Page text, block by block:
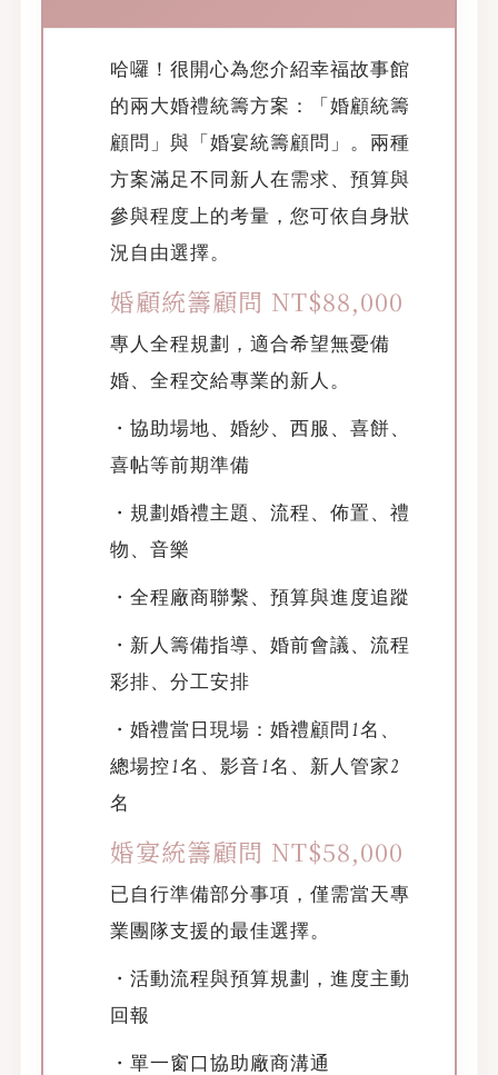
哈囉！很開心為您介紹幸福故事館
的兩大婚禮統籌方案：「婚顧統籌
顧問」與「婚宴統籌顧問」。兩種
方案滿足不同新人在需求、預算與
參與程度上的考量，您可依自身狀
況自由選擇。
婚顧統籌顧問 NT$88,000
專人全程規劃，適合希望無憂備
婚、全程交給專業的新人。
・協助場地、婚紗、西服、喜餅、
喜帖等前期準備
・規劃婚禮主題、流程、佈置、禮
物、音樂
・全程廠商聯繫、預算與進度追蹤
・新人籌備指導、婚前會議、流程
彩排、分工安排
・婚禮當日現場：婚禮顧問1名、
總場控1名、影音1名、新人管家2
名
婚宴統籌顧問 NT$58,000
已自行準備部分事項，僅需當天專
業團隊支援的最佳選擇。
・活動流程與預算規劃，進度主動
回報
・單一窗口協助廠商溝通